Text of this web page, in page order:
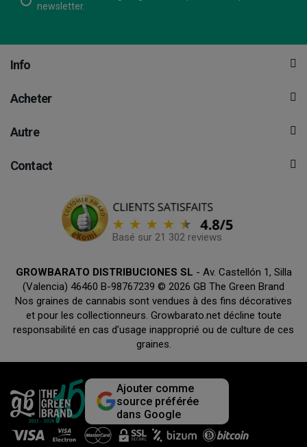
newsletter.
Info
Acheter
Autre
Contact
Basé sur 21 302 reviews
GROWBARATO DISTRIBUCIONES SL - Av. Castellón 1, Silla
(Valencia) 46460 B-98767239 © 2026 GB The Green Brand
Nos graines de cannabis sont vendues à des fins décoratives
et pour les collectionneurs. Growbarato.net décline toute
responsabilité en cas d’usage inapproprié ou de culture de ces
graines.
Ajouter comme
source préférée
dans Google